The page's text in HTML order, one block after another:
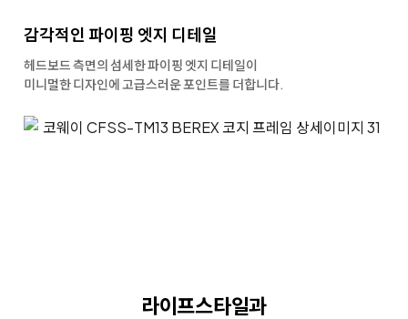
감각적인 파이핑 엣지 디테일
헤드보드 측면의 섬세한 파이핑 엣지 디테일이
미니멀한 디자인에 고급스러운 포인트를 더합니다.
라이프스타일과